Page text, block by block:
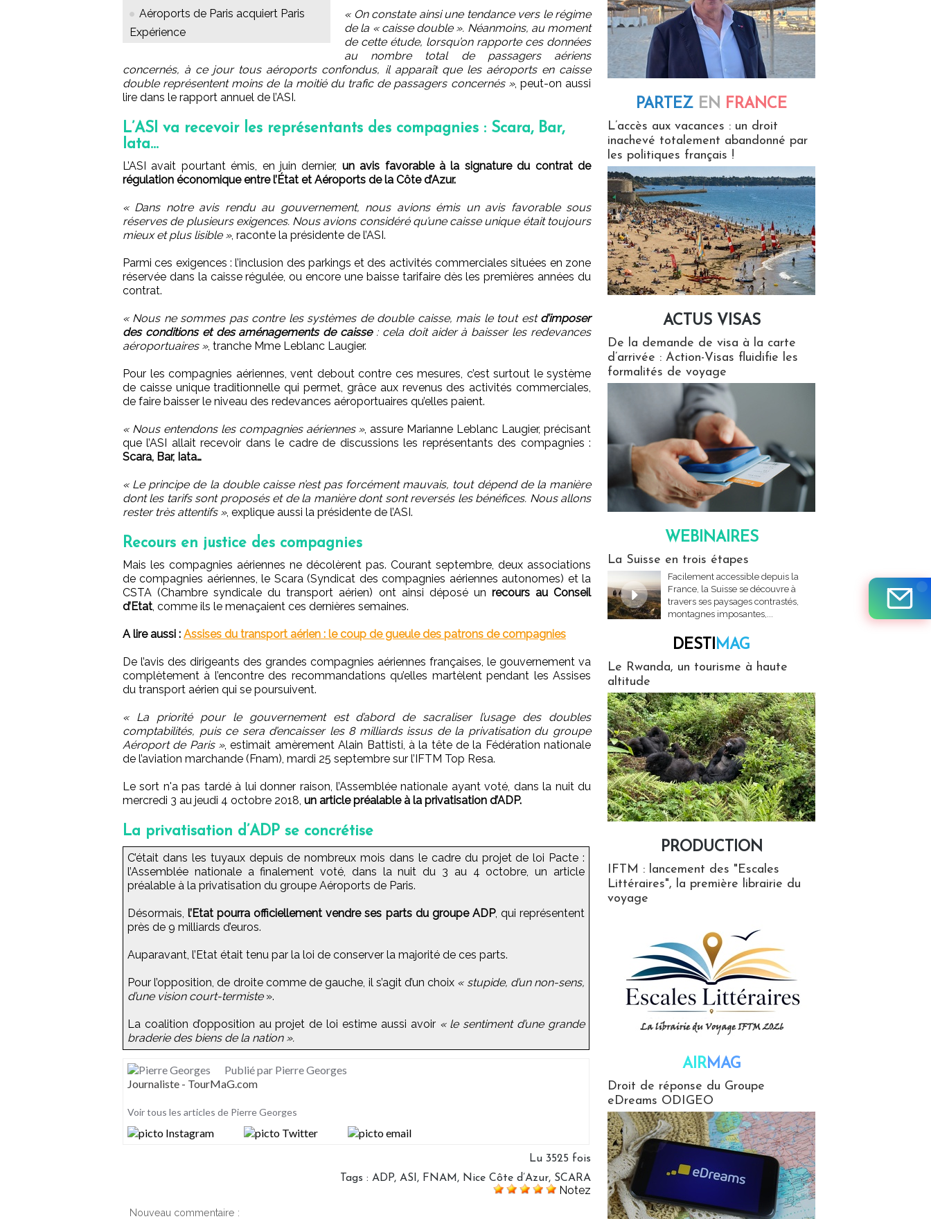
Aéroports de Paris acquiert Paris
Expérience
« On constate ainsi une tendance vers le régime
de la « caisse double ». Néanmoins, au moment
de cette étude, lorsqu’on rapporte ces données
au nombre total de passagers aériens
concernés, à ce jour tous aéroports confondus, il apparaît que les aéroports en caisse
double représentent moins de la moitié du trafic de passagers concernés », peut-on aussi
lire dans le rapport annuel de l’ASI.
L’ASI va recevoir les représentants des compagnies : Scara, Bar,
Iata…
L’ASI avait pourtant émis, en juin dernier, un avis favorable à la signature du contrat de
régulation économique entre l’État et Aéroports de la Côte d’Azur.
« Dans notre avis rendu au gouvernement, nous avions émis un avis favorable sous
réserves de plusieurs exigences. Nous avions considéré qu’une caisse unique était toujours
mieux et plus lisible », raconte la présidente de l’ASI.
Parmi ces exigences : l’inclusion des parkings et des activités commerciales situées en zone
réservée dans la caisse régulée, ou encore une baisse tarifaire dès les premières années du
contrat.
« Nous ne sommes pas contre les systèmes de double caisse, mais le tout est d’imposer
des conditions et des aménagements de caisse: cela doit aider à baisser les redevances
aéroportuaires », tranche Mme Leblanc Laugier.
Pour les compagnies aériennes, vent debout contre ces mesures, c’est surtout le système
de caisse unique traditionnelle qui permet, grâce aux revenus des activités commerciales,
de faire baisser le niveau des redevances aéroportuaires qu’elles paient.
« Nous entendons les compagnies aériennes », assure Marianne Leblanc Laugier, précisant
que l’ASI allait recevoir dans le cadre de discussions les représentants des compagnies :
Scara, Bar, Iata…
« Le principe de la double caisse n’est pas forcément mauvais, tout dépend de la manière
dont les tarifs sont proposés et de la manière dont sont reversés les bénéfices. Nous allons
rester très attentifs », explique aussi la présidente de l’ASI.
Recours en justice des compagnies
Mais les compagnies aériennes ne décolèrent pas. Courant septembre, deux associations
de compagnies aériennes, le Scara (Syndicat des compagnies aériennes autonomes) et la
CSTA (Chambre syndicale du transport aérien) ont ainsi déposé un recours au Conseil
d’Etat, comme ils le menaçaient ces dernières semaines.
A lire aussi : Assises du transport aérien : le coup de gueule des patrons de compagnies
De l’avis des dirigeants des grandes compagnies aériennes françaises, le gouvernement va
complètement à l’encontre des recommandations qu’elles martèlent pendant les Assises
du transport aérien qui se poursuivent.
« La priorité pour le gouvernement est d’abord de sacraliser l’usage des doubles
comptabilités, puis ce sera d’encaisser les 8 milliards issus de la privatisation du groupe
Aéroport de Paris », estimait amèrement Alain Battisti, à la tête de la Fédération nationale
de l’aviation marchande (Fnam), mardi 25 septembre sur l’IFTM Top Resa.
Le sort n'a pas tardé à lui donner raison, l’Assemblée nationale ayant voté, dans la nuit du
mercredi 3 au jeudi 4 octobre 2018, un article préalable à la privatisation d’ADP.
La privatisation d’ADP se concrétise
C’était dans les tuyaux depuis de nombreux mois dans le cadre du projet de loi Pacte :
l’Assemblée nationale a finalement voté, dans la nuit du 3 au 4 octobre, un article
préalable à la privatisation du groupe Aéroports de Paris.
Désormais,l’Etat pourra officiellement vendre ses parts du groupe ADP, qui représentent
près de 9 milliards d’euros.
Auparavant, l’Etat était tenu par la loi de conserver la majorité de ces parts.
Pour l’opposition, de droite comme de gauche, il s’agit d’un choix « stupide, d’un non-sens,
d’une vision court-termiste ».
La coalition d’opposition au projet de loi estime aussi avoir « le sentiment d’une grande
braderie des biens de la nation ».
Publié par Pierre Georges
Journaliste - TourMaG.com
Voir tous les articles de Pierre Georges
Lu 3525 fois
Tags : ADP, ASI , FNAM , Nice Côte d’Azur, SCARA
Notez
Nouveau commentaire :
PARTEZ EN FRANCE
L’accès aux vacances : un droit
inachevé totalement abandonné par
les politiques français !
ACTUS VISAS
De la demande de visa à la carte
d’arrivée : Action-Visas fluidifie les
formalités de voyage
WEBINAIRES
La Suisse en trois étapes
Facilement accessible depuis la
France, la Suisse se découvre à
travers ses paysages contrastés,
montagnes imposantes,...
DESTIMAG
Le Rwanda, un tourisme à haute
altitude
PRODUCTION
IFTM : lancement des "Escales
Littéraires", la première librairie du
voyage
AIRMAG
Droit de réponse du Groupe
eDreams ODIGEO